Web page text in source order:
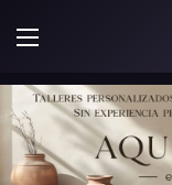
Menú